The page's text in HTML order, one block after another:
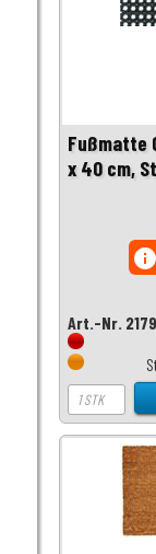
Fußmatte
x 40 cm,
Art.-Nr.